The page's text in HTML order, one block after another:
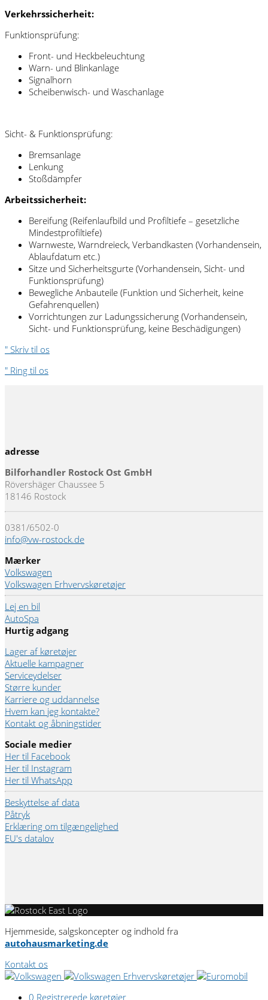
Verkehrssicherheit:
Funktionsprüfung:
Front- und Heckbeleuchtung
Warn- und Blinkanlage
Signalhorn
Scheibenwisch- und Waschanlage
Sicht- & Funktionsprüfung:
Bremsanlage
Lenkung
Stoßdämpfer
Arbeitssicherheit:
Bereifung (Reifenlaufbild und Profiltiefe – gesetzliche
Mindestprofiltiefe)
Warnweste, Warndreieck, Verbandkasten (Vorhandensein,
Ablaufdatum etc.)
Sitze und Sicherheitsgurte (Vorhandensein, Sicht- und
Funktionsprüfung)
Bewegliche Anbauteile (Funktion und Sicherheit, keine
Gefahrenquellen)
Vorrichtungen zur Ladungssicherung (Vorhandensein,
Sicht- und Funktionsprüfung, keine Beschädigungen)
" Skriv til os
" Ring til os
adresse
Bilforhandler Rostock Ost GmbH
Rövershäger Chaussee 5
18146 Rostock
0381/6502-0
info@vw-rostock.de
Mærker
Volkswagen
Volkswagen Erhvervskøretøjer
Lej en bil
AutoSpa
Hurtig adgang
Lager af køretøjer
Aktuelle kampagner
Serviceydelser
Større kunder
Karriere og uddannelse
Hvem kan jeg kontakte?
Kontakt og åbningstider
Sociale medier
Her til Facebook
Her til Instagram
Her til WhatsApp
Beskyttelse af data
Påtryk
Erklæring om tilgængelighed
EU's datalov
Hjemmeside, salgskoncepter og indhold fra
autohausmarketing.de
Kontakt os
0 Registrerede køretøjer